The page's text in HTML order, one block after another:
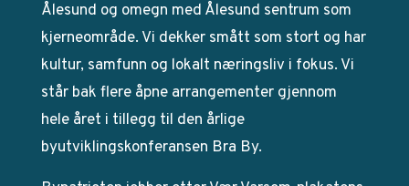
Ålesund og omegn med Ålesund sentrum som
kjerneområde. Vi dekker smått som stort og har
kultur, samfunn og lokalt næringsliv i fokus. Vi
står bak flere åpne arrangementer gjennom
hele året i tillegg til den årlige
byutviklingskonferansen Bra By.